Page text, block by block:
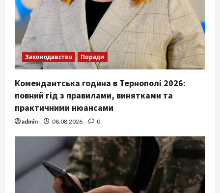
Законодавство Поради
Комендантська година в Тернополі 2026:
повний гід з правилами, винятками та
практичними нюансами
admin 08.08.2026 0